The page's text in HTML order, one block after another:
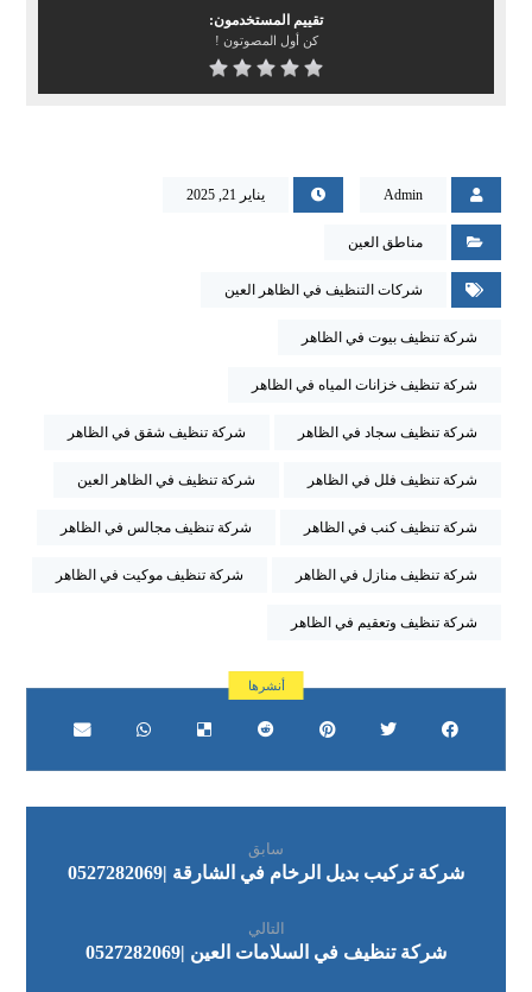
تقييم المستخدمون:
كن أول المصوتون !
Admin يناير 21, 2025
مناطق العين
شركات التنظيف في الظاهر العين
شركة تنظيف بيوت في الظاهر
شركة تنظيف خزانات المياه في الظاهر
شركة تنظيف سجاد في الظاهر شركة تنظيف شقق في الظاهر
شركة تنظيف فلل في الظاهر شركة تنظيف في الظاهر العين
شركة تنظيف كنب في الظاهر شركة تنظيف مجالس في الظاهر
شركة تنظيف منازل في الظاهر شركة تنظيف موكيت في الظاهر
شركة تنظيف وتعقيم في الظاهر
سابق
شركة تركيب بديل الرخام في الشارقة |0527282069
التالي
شركة تنظيف في السلامات العين |0527282069